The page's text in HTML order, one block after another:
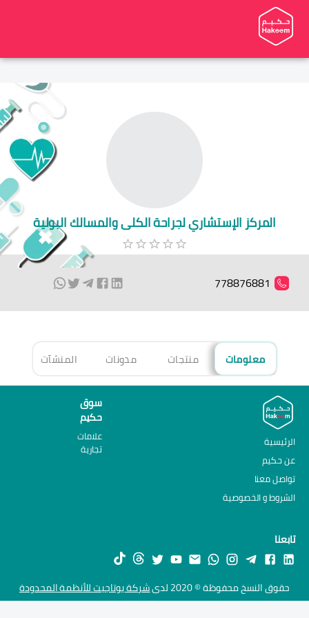
المركز الإستشاري لجراحة الكلى والمسالك البولية
778876881
معلومات منتجات مدونات المنشآت
الرئيسية
عن حكيم
تواصل معنا
الشروط و الخصوصية
سوق
حكيم
علامات
تجارية
تابعنا
حقوق النسخ محفوظة © 2020 لدى شركة يوتاجيت للأنظمة المحدودة